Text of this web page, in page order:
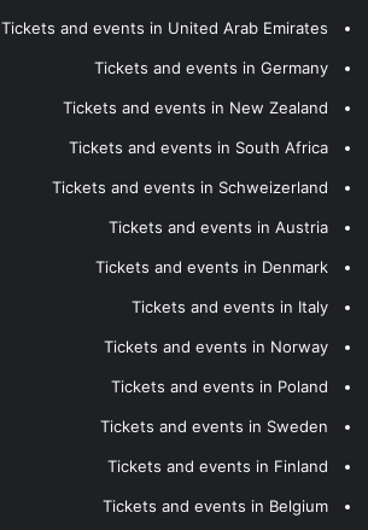
Tickets and events in United Arab Emirates
Tickets and events in Germany
Tickets and events in New Zealand
Tickets and events in South Africa
Tickets and events in Schweizerland
Tickets and events in Austria
Tickets and events in Denmark
Tickets and events in Italy
Tickets and events in Norway
Tickets and events in Poland
Tickets and events in Sweden
Tickets and events in Finland
Tickets and events in Belgium